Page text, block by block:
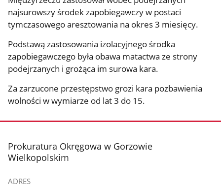
najsurowszy środek zapobiegawczy w postaci
tymczasowego aresztowania na okres 3 miesięcy.
Podstawą zastosowania izolacyjnego środka
zapobiegawczego była obawa matactwa ze strony
podejrzanych i grożąca im surowa kara.
Za zarzucone przestępstwo grozi kara pozbawienia
wolności w wymiarze od lat 3 do 15.
stopka
Prokuratura Okręgowa w Gorzowie
Wielkopolskim
ADRES